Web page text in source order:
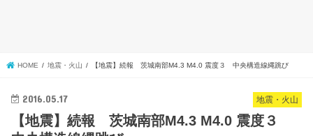
HOME 地震・火山 【地震】続報 茨城南部M4.3 M4.0 震度３ 中央構造線縄跳び
地震・火山
2016.05.17
【地震】続報 茨城南部M4.3 M4.0 震度３